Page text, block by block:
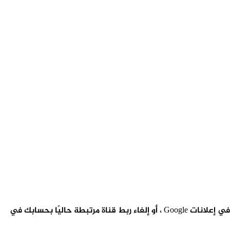
على صعيد آخر لتتمكن من فهم جوجل ادسنس وربطه باليوتيوب، من حسابك في إعلانات Google ، يمكنك ربط قناة YouTube بحسابك في إعلانات Google ، أو إلغاء ربط قناة مرتبطة حاليًا بحسابك في